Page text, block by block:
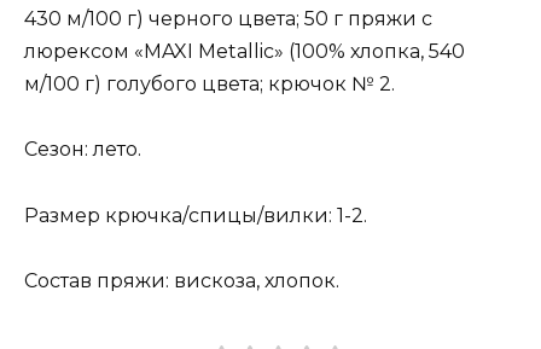
430 м/100 г) черного цвета; 50 г пряжи с
люрексом «MAXI Metallic» (100% хлопка, 540
м/100 г) голубого цвета; крючок № 2.
Сезон: лето.
Размер крючка/спицы/вилки: 1-2.
Состав пряжи: вискоза, хлопок.